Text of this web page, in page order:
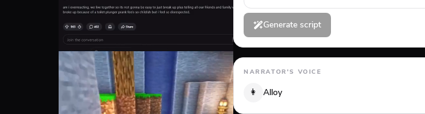
Generate script
NARRATOR'S VOICE
👩 Alloy